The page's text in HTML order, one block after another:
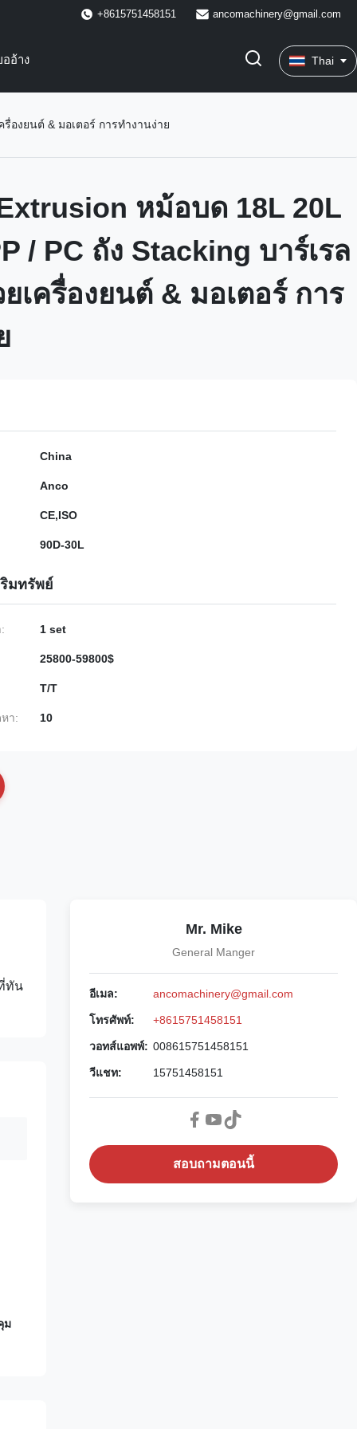
+8615751458151 ancomachinery@gmail.com
อ้าง Thai
องยนต์ & มอเตอร์ การทํางานง่าย
หม้อบด 18L 20L
/ PC ถัง Stacking บาร์เรล
เครื่องยนต์ & มอเตอร์ การ
China
Anco
CE,ISO
90D-30L
มทรัพย์
1 set
25800-59800$
T/T
า: 10
ทัน
ม
Mr. Mike
General Manger
อีเมล: ancomachinery@gmail.com
โทรศัพท์: +8615751458151
วอทส์แอพพ์: 008615751458151
วีแชท: 15751458151
สอบถามตอนนี้